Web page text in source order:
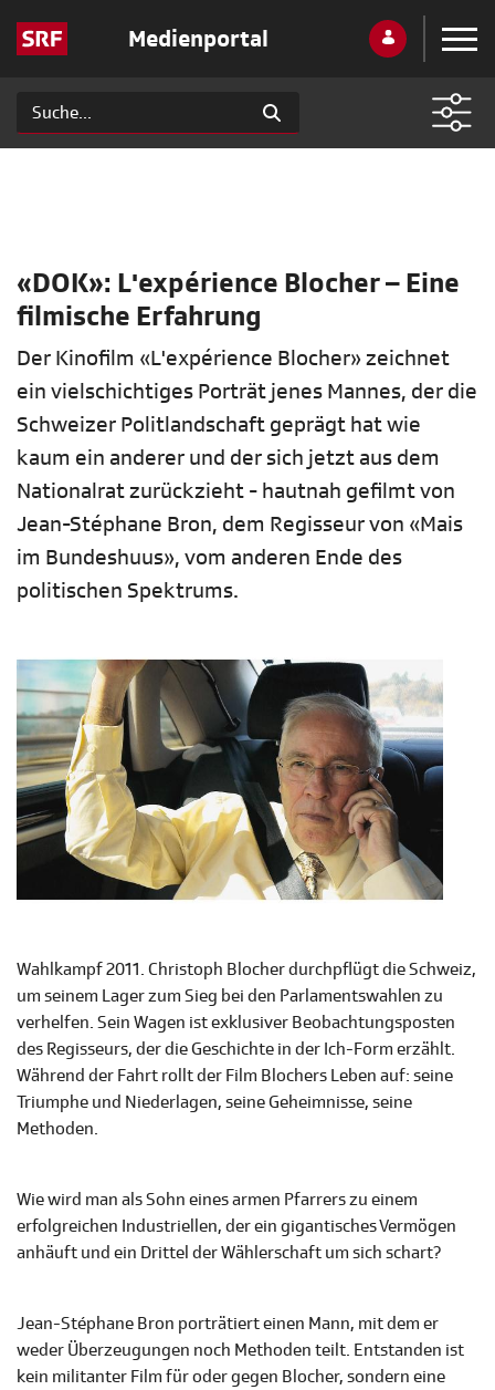
Medienportal
«DOK»: L'expérience Blocher – Eine
filmische Erfahrung
Der Kinofilm «L'expérience Blocher» zeichnet
ein vielschichtiges Porträt jenes Mannes, der die
Schweizer Politlandschaft geprägt hat wie
kaum ein anderer und der sich jetzt aus dem
Nationalrat zurückzieht - hautnah gefilmt von
Jean-Stéphane Bron, dem Regisseur von «Mais
im Bundeshuus», vom anderen Ende des
politischen Spektrums.
Wahlkampf 2011. Christoph Blocher durchpflügt die Schweiz,
um seinem Lager zum Sieg bei den Parlamentswahlen zu
verhelfen. Sein Wagen ist exklusiver Beobachtungsposten
des Regisseurs, der die Geschichte in der Ich-Form erzählt.
Während der Fahrt rollt der Film Blochers Leben auf: seine
Triumphe und Niederlagen, seine Geheimnisse, seine
Methoden.
Wie wird man als Sohn eines armen Pfarrers zu einem
erfolgreichen Industriellen, der ein gigantisches Vermögen
anhäuft und ein Drittel der Wählerschaft um sich schart?
Jean-Stéphane Bron porträtiert einen Mann, mit dem er
weder Überzeugungen noch Methoden teilt. Entstanden ist
kein militanter Film für oder gegen Blocher, sondern eine